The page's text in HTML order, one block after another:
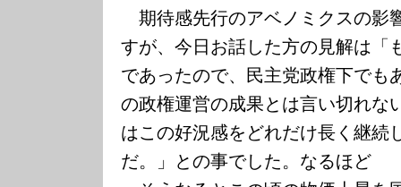
期待感先行のアベノミクスの影
すが、今日お話した方の見解は「
であったので、民主党政権下でも
の政権運営の成果とは言い切れな
はこの好況感をどれだけ長く継続
だ。」との事でした。なるほど